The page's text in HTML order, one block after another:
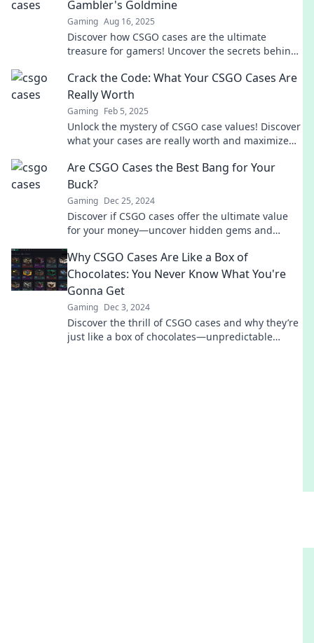
Gambler's Goldmine
Gaming Aug 16, 2025
Discover how CSGO cases are the ultimate
treasure for gamers! Uncover the secrets behind
Crack the Code: What Your CSGO Cases Are
Really Worth
Gaming Feb 5, 2025
Unlock the mystery of CSGO case values! Discover
what your cases are really worth and maximize
Are CSGO Cases the Best Bang for Your
Buck?
Gaming Dec 25, 2024
Discover if CSGO cases offer the ultimate value
for your money—uncover hidden gems and
Why CSGO Cases Are Like a Box of
Chocolates: You Never Know What You're
Gonna Get
Gaming Dec 3, 2024
Discover the thrill of CSGO cases and why they’re
just like a box of chocolates—unpredictable